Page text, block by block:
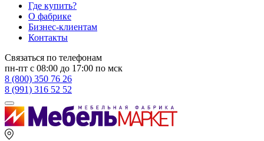
Где купить?
О фабрике
Бизнес-клиентам
Контакты
Связаться по телефонам
пн-пт с 08:00 до 17:00 по мск
8 (800) 350 76 26
8 (991) 316 52 52